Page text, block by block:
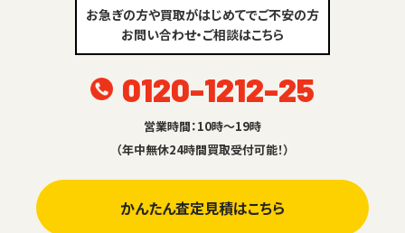
お急ぎの方や買取がはじめてでご不安の方
お問い合わせ・ご相談はこちら
0120-1212-25
営業時間：10時～19時
（年中無休24時間買取受付可能！）
かんたん査定見積はこちら